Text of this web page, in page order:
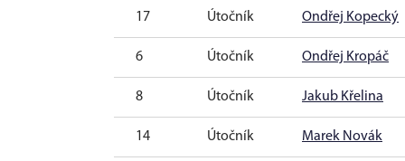
17 Útočník Ondřej Kopecký
6 Útočník Ondřej Kropáč
8 Útočník Jakub Křelina
14 Útočník Marek Novák